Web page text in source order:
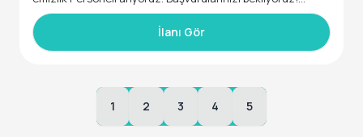
• En az Ortaokul mezunu
• En az 4 ay deneyimli
• 18 - 65 yaş aralığında
İlanı Gör
1 2 3 4 5